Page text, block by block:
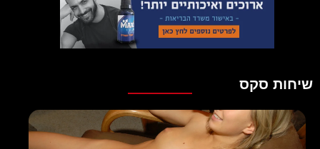
שיחות סקס